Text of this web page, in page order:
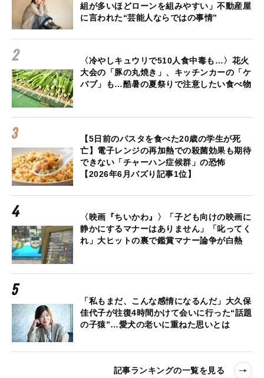
組が多いほどローンを組みやすい」不動産屋
に言われた“芸能人ならではの事情”
〈冷やしキュウリで510人食中毒も…〉花火
大会の「豚の丸焼き」、キッチンカーの「ケ
バブ」も…酷暑の夏祭りで注意したい食べ物
【5日前のパスタを食べた20歳の学生が死
亡】電子レンジの再加熱での殺菌効果も期待
できない「チャーハン症候群」の恐怖
【2026年6月バズり記事1位】
〈映画『ちいかわ』〉「子ども向けの映画に
静かにするマナーはありません」「叱ってく
れ」大ヒットの裏で鑑賞マナー論争が白熱
「私もまだ、こんな感情になるんだ」大久保
佳代子が往復4時間かけて会いに行った“話題
の子猿”…愛犬の老いに重ねた思いとは
記事ランキングの一覧を見る